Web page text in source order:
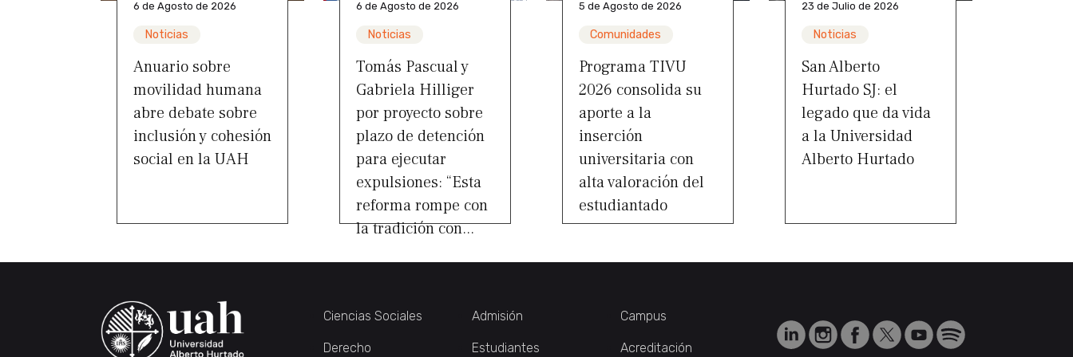
6 de Agosto de 2026
Noticias
Anuario sobre
movilidad humana
abre debate sobre
inclusión y cohesión
social en la UAH
6 de Agosto de 2026
Noticias
Tomás Pascual y
Gabriela Hilliger
por proyecto sobre
plazo de detención
para ejecutar
expulsiones: “Esta
reforma rompe con
la tradición con...
5 de Agosto de 2026
Comunidades
Programa TIVU
2026 consolida su
aporte a la
inserción
universitaria con
alta valoración del
estudiantado
23 de Julio de 2026
Noticias
San Alberto
Hurtado SJ: el
legado que da vida
a la Universidad
Alberto Hurtado
Ciencias Sociales
Derecho
Admisión
Estudiantes
Campus
Acreditación